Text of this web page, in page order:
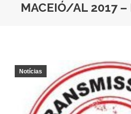
MACEIÓ/AL 2017
Notícias